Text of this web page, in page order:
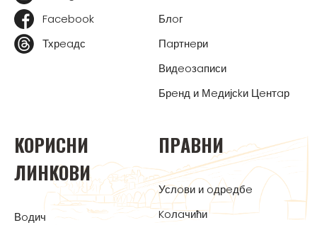
Facebook
Тхрeaдс
Блoг
Пaртнeри
Видeoзaписи
Брeнд и Мeдијсkи Цeнтaр
KOРИСНИ
ЛИНKOВИ
Вoдич
ПРAВНИ
Услoви и oдрeдбe
Koлaчићи